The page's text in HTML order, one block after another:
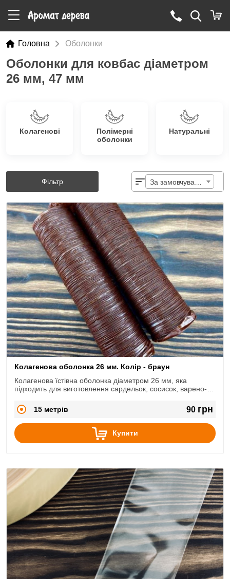
Головна Оболонки
Оболонки для ковбас діаметром
26 мм, 47 мм
Колагенові
Полімерні
оболонки
Натуральні
Фільтр
Колагенова оболонка 26 мм. Колір - браун
Колагенова їстівна оболонка діаметром 26 мм, яка
підходить для виготовлення сардельок, сосисок, варено-
15 метрів
90 грн
Купити